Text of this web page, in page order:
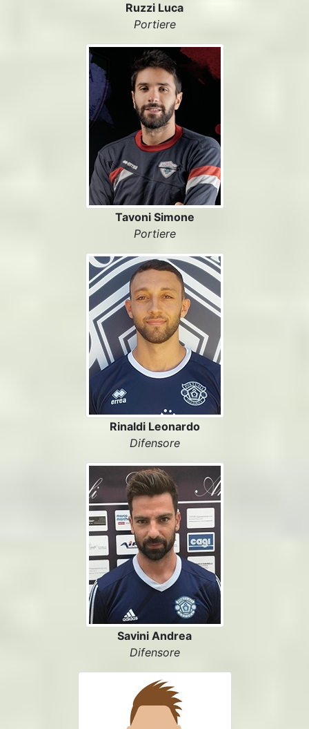
Ruzzi Luca
Portiere
Tavoni Simone
Portiere
Rinaldi Leonardo
Difensore
Savini Andrea
Difensore